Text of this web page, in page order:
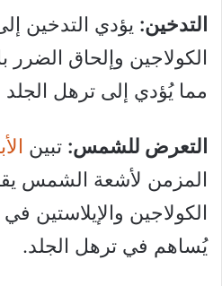
التدخين: يؤدي التدخين
الكولاجين وإلحاق الضرر
مما يُؤدي إلى ترهل الجلد
التعرض للشمس: تبين
المزمن لأشعة الشمس
الكولاجين والإيلاستين
يُساهم في ترهل الجلد.